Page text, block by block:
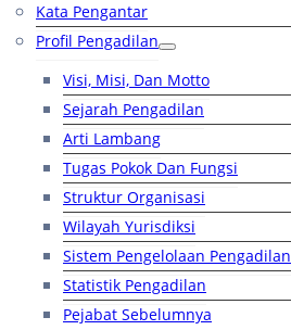
Kata Pengantar
Profil Pengadilan
Visi, Misi, Dan Motto
Sejarah Pengadilan
Arti Lambang
Tugas Pokok Dan Fungsi
Struktur Organisasi
Wilayah Yurisdiksi
Sistem Pengelolaan Pengadilan
Statistik Pengadilan
Pejabat Sebelumnya